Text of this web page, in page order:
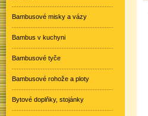
Bambusové misky a vázy
Bambus v kuchyni
Bambusové tyče
Bambusové rohože a ploty
Bytové doplňky, stojánky